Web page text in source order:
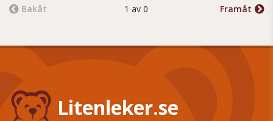
Bakåt 1 av 0 Framåt
Litenleker.se